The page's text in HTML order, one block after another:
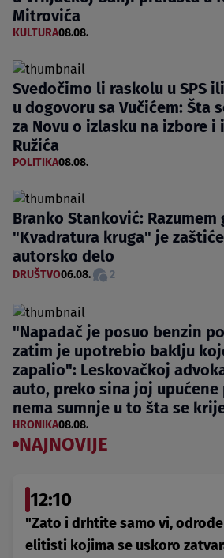
Mitrovića
KULTURA08.08.
Svedočimo li raskolu u SPS
u dogovoru sa Vučićem: Šta
za Novu o izlasku na izbore i
Ružića
POLITIKA08.08.
Branko Stanković: Razumem
"Kvadratura kruga" je
autorsko delo
DRUŠTVO06.08. 2
"Napadač je posuo benzin
zatim je upotrebio baklju
zapalio": Leskovačkoj
auto, preko sina joj
nema sumnje u to šta se
HRONIKA08.08.
NAJNOVIJE
12:10
"Zato i drhtite samo vi,
elitisti kojima se uskoro